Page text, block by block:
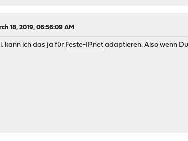
18, 2019, 06:56:09 AM
kann ich das ja für Feste-IP.netadaptieren. Also wenn